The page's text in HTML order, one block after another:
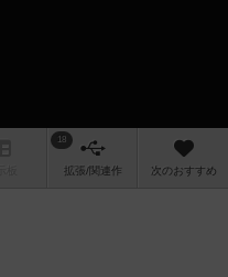
18
拡張/関連作 次のおすすめ